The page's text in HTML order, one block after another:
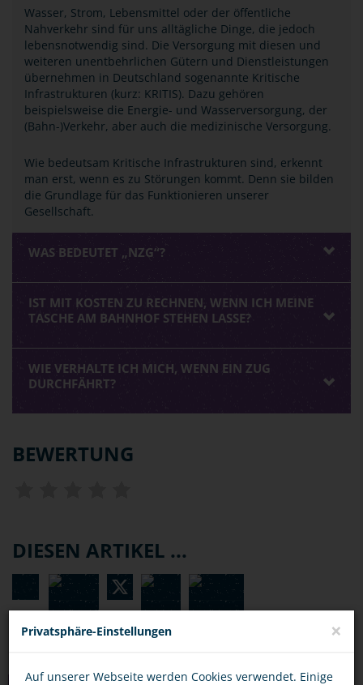
Wasser, Strom, Lebensmittel oder der öffentliche
Nahverkehr sind für uns alltägliche Dinge, die jedoch
lebensnotwendig sind. Die Versorgung mit diesen und
weiteren unentbehrlichen Gütern und Dienstleistungen
übernehmen in Deutschland sogenannte Kritische
Infrastrukturen (kurz: KRITIS). Dazu gehören
beispielsweise die Energie- und Wasserversorgung, der
(Bahn-)Verkehr, aber auch die medizinische Versorgung.
Wie bedeutsam Kritische Infrastrukturen sind, erkennt
man erst, wenn es zu Störungen kommt. Denn sie bilden
die Grundlage für das Funktionieren unserer
Gesellschaft.
WAS BEDEUTET „NZG“?
IST MIT KOSTEN ZU RECHNEN, WENN ICH MEINE
TASCHE AM BAHNHOF STEHEN LASSE?
WIE VERHALTE ICH MICH, WENN EIN ZUG
DURCHFÄHRT?
BEWERTUNG
DIESEN ARTIKEL ...
Privatsphäre-Einstellungen ×
Auf unserer Webseite werden Cookies verwendet. Einige